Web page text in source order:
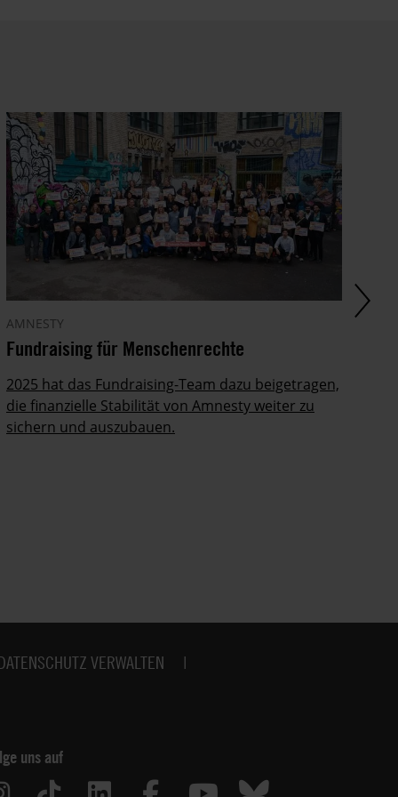
im
gesetzlichen
Rahmen
jederzeit
widersprechen.
Weitere
Hinweise
unter:
.
AMNESTY
Fundraising für Menschenrechte
2025 hat das Fundraising-Team dazu beigetragen,
die finanzielle Stabilität von Amnesty weiter zu
sichern und auszubauen.
VERWALTEN
uns auf